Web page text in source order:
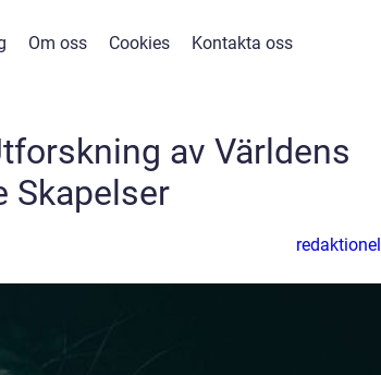
Om oss Cookies Kontakta oss
av Världens
Skapelser
redaktionel